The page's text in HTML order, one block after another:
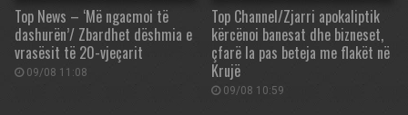
Top News – ‘Më ngacmoi të
dashurën’/ Zbardhet dëshmia e
vrasësit të 20-vjeçarit
09/08 11:08
Top Channel/Zjarri apokaliptik
kërcënoi banesat dhe bizneset,
çfarë la pas beteja me flakët në
Krujë
09/08 10:59